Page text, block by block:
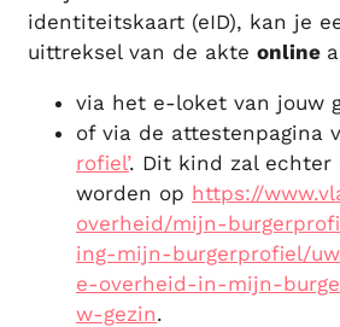
identiteitskaart (eID), kan je
uittreksel van de akte online
via het e-loket van jouw
of via de attestenpagina
rofiel’. Dit kind zal echter
worden op https://
overheid/mijn-
ing-mijn-burgerprofiel/
e-overheid-in-mijn-
w-gezin.